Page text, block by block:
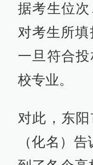
据考生位
对考生所填
一旦符合
校专业。
对此，东
（化名）